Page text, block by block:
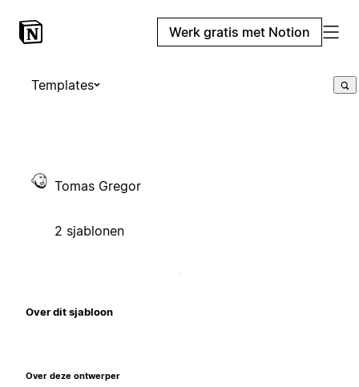
Werk gratis met Notion
Templates
Tomas Gregor
2 sjablonen
Over dit sjabloon
Over deze ontwerper